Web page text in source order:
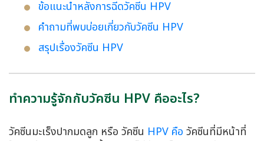
ข้อแนะนำหลังการฉีดวัคซีน HPV
คำถามที่พบบ่อยเกี่ยวกับวัคซีน HPV
สรุปเรื่องวัคซีน HPV
ทำความรู้จักกับวัคซีน HPV คืออะไร?
วัคซีนมะเร็งปากมดลูก หรือ วัคซีน HPV คือ วัคซีนที่มีหน้าที่